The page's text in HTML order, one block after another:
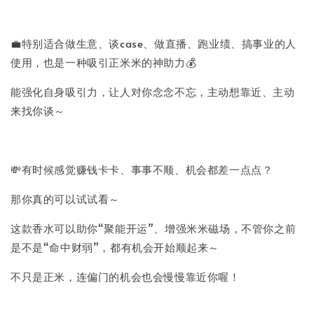
💼特别适合做生意、谈case、做直播、跑业绩、搞事业的人
使用，也是一种吸引正米米的神助力💰
能强化自身吸引力，让人对你念念不忘，主动想靠近、主动
来找你谈～
💸有时候感觉赚钱卡卡、事事不顺、机会都差一点点？
那你真的可以试试看～
这款香水可以助你“聚能开运”、增强米米磁场，不管你之前
是不是“命中财弱”，都有机会开始顺起来～
不只是正米，连偏门的机会也会慢慢靠近你喔！